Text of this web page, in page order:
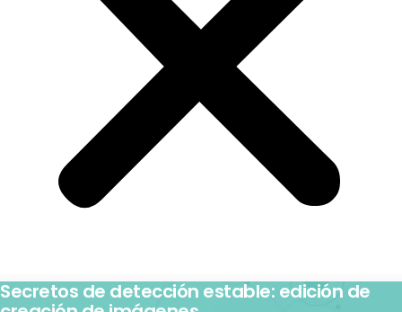
Secretos de detección estable: edición de